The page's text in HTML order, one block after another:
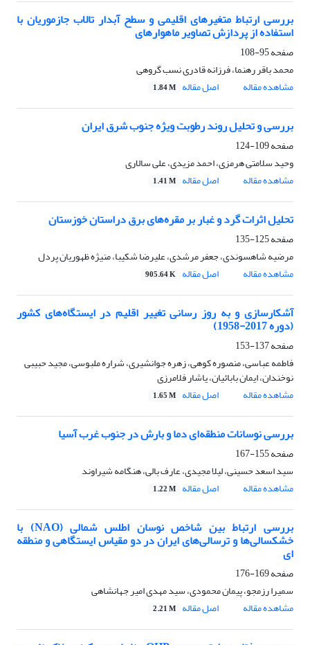
بررسی ارتباط متغیرهای اقلیمی و سطح آبدار تالاب جازموریان با
استفاده از پردازش تصاویر ماهواره‏ای
صفحه95-108
محمد باقر رهنما، فرزانه قادری نسب گروهی
مشاهده مقاله
اصل مقاله 1.84 M
بررسی و تحلیل روند رطوبت ویژه جنوب شرق ایران
صفحه109-124
وحید سلامتی هرمزی، احمد مزیدی، علی سالاری
مشاهده مقاله
اصل مقاله 1.41 M
تحلیل اثرات گرد و غبار بر مقره‌های برق دراستان خوزستان
صفحه125-135
مرضیه شاهسوندی، جعفر مرشدی، علیرضا شکیبا، منیژه ظهوریان پردل
مشاهده مقاله
اصل مقاله 905.64 K
آشکارسازی و به ‌روز رسانی تغییر اقلیم در ایستگاه‌های کشور
(دوره 2017-1958)
صفحه137-153
فاطمه عباسی، منصوره کوهی، زهره جوانشیری، شراره ملبوسی، مجید حبیبی
نوخندان، ایمان بابائیان، یاشار فلامرزی
مشاهده مقاله
اصل مقاله 1.65 M
بررسی نوسانات منطقه‌ای دما و بارش در جنوب غرب آسیا
صفحه155-167
سید اسعد حسینی، لیلا مجیدی، عارف بالی، هنگامه شیراوند
مشاهده مقاله
اصل مقاله 1.22 M
بررسی ارتباط بین شاخص نوسان اطلس شمالی (NAO) با
خشکسالی‌ها و ترسالی‌های ایران در دو مقیاس ایستگاهی و منطقه
ای
صفحه169-176
سمیرا رزمجو، پیمان محمودی، سید مهدی امیر جهانشاهی
مشاهده مقاله
اصل مقاله 2.21 M